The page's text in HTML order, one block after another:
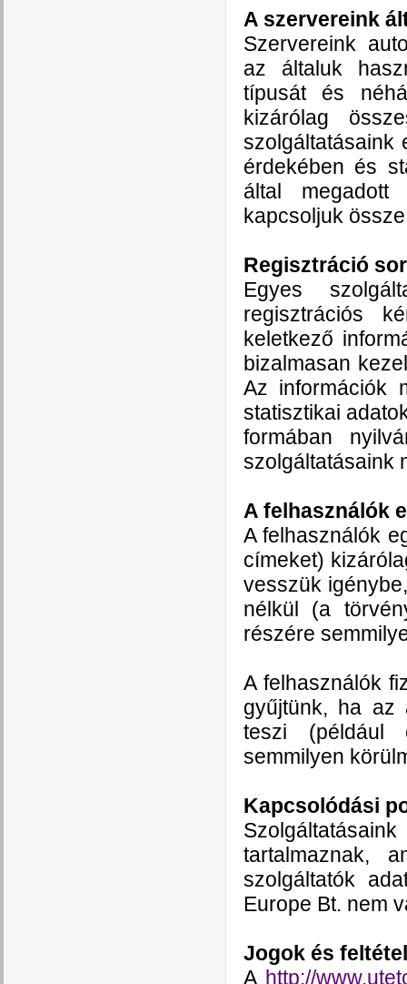
A szervereink
Szervereink
az általuk
típusát és
kizárólag
szolgáltatásaink
érdekében és
által megadott
kapcsoljuk
Regisztráció
Egyes
regisztrációs
keletkező
bizalmasan
Az információk
statisztikai
formában
szolgáltatásaink
A felhasználók
A felhasználók
címeket)
vesszük
nélkül (a
részére
A felhasználók
gyűjtünk, ha az
teszi (például
semmilyen
Kapcsolódási
tartalmaznak,
szolgáltatók
Europe Bt. nem
Jogok és
A http://